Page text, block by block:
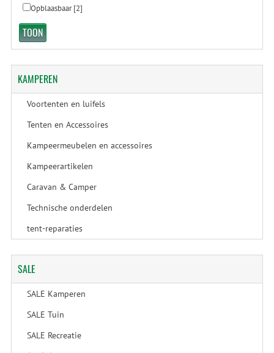
Opblaasbaar[2]
KAMPEREN
Voortenten en luifels
Tenten en Accessoires
Kampeermeubelen en accessoires
Kampeerartikelen
Caravan & Camper
Technische onderdelen
tent-reparaties
SALE
SALE Kamperen
SALE Tuin
SALE Recreatie